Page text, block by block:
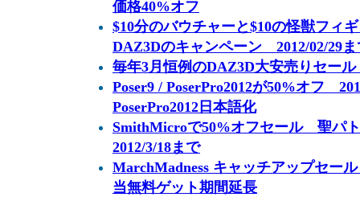
価格40%オフ
$10分のバウチャーと$10の怪獣フィ
DAZ3Dのキャンペーン 2012/02/29ま
毎年3月恒例のDAZ3D大安売りセー
Poser9 / PoserPro2012が50%オフ
PoserPro2012日本語化
SmithMicroで50%オフセール 聖パ
2012/3/18まで
MarchMadness キャッチアップセ
当無料ゲット期間延長